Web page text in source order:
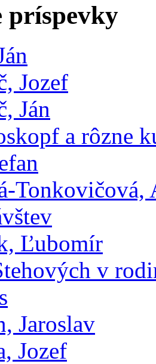
príspevky
Jozef
Ján
a rôzne
Tonkovičová,
Ľubomír
v
Jaroslav
Jozef